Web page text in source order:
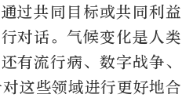
过共同目标或共同利益
对话。气候变化是人类
有流行病、数字战争、
这些领域进行更好地合